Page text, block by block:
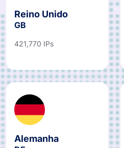
Reino Unido
GB
421,770 IPs
Alemanha